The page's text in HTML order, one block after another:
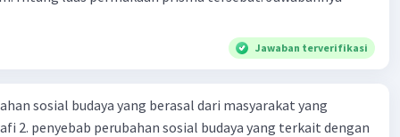
Jawaban terverifikasi
sosial budaya yang berasal dari masyarakat yang
2. penyebab perubahan sosial budaya yang terkait dengan